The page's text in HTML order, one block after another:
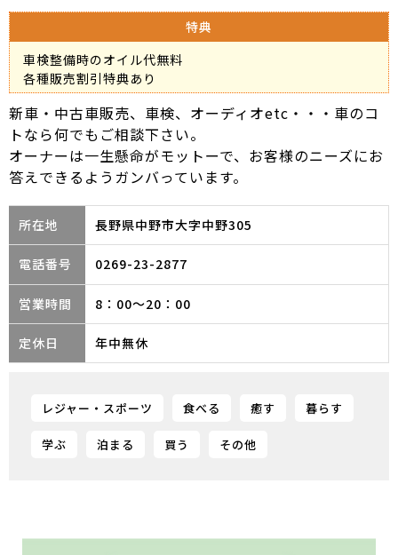
特典
車検整備時のオイル代無料
各種販売割引特典あり
新車・中古車販売、車検、オーディオetc・・・車のコ
トなら何でもご相談下さい。
オーナーは一生懸命がモットーで、お客様のニーズにお
答えできるようガンバっています。
所在地 長野県中野市大字中野305
電話番号 0269-23-2877
営業時間 8：00～20：00
定休日 年中無休
レジャー・スポーツ 食べる 癒す 暮らす
学ぶ 泊まる 買う その他